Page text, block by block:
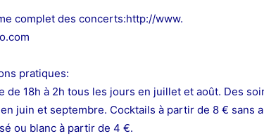
complet des concerts:http://www.
pratiques:
de 18h à 2h tous les jours en juillet et août. Des
juin et septembre. Cocktails à partir de 8 € sans
ou blanc à partir de 4 €.